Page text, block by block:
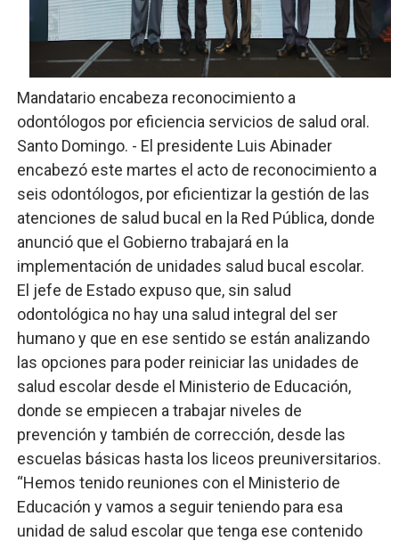
Fellito Suberví inspecciona obras en las “villas” y
Comedores Comunitarios de DASAC garantizan
UNTC inicia ofensiva para recuperar fuerza gremial
PRM escogerá este domingo su nueva cúpula
Candidato a presidente del Colegio de Notarios hace
Mandatario encabeza reconocimiento a
odontólogos por eficiencia servicios de salud oral.
Santo Domingo. - El presidente Luis Abinader
encabezó este martes el acto de reconocimiento a
seis odontólogos, por eficientizar la gestión de las
atenciones de salud bucal en la Red Pública, donde
anunció que el Gobierno trabajará en la
implementación de unidades salud bucal escolar.
El jefe de Estado expuso que, sin salud
odontológica no hay una salud integral del ser
humano y que en ese sentido se están analizando
las opciones para poder reiniciar las unidades de
salud escolar desde el Ministerio de Educación,
donde se empiecen a trabajar niveles de
prevención y también de corrección, desde las
escuelas básicas hasta los liceos preuniversitarios.
“Hemos tenido reuniones con el Ministerio de
Educación y vamos a seguir teniendo para esa
unidad de salud escolar que tenga ese contenido